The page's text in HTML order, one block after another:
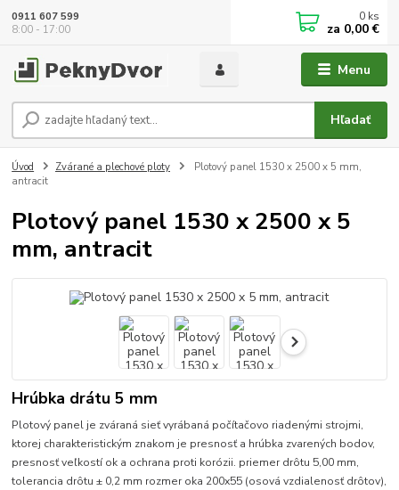
Menu
Hľadať
0911 607 599
8:00 - 17:00
0 ks
za 0,00 €
Úvod Zvárané a plechové ploty
Plotový panel 1530 x 2500 x 5 mm,
antracit
Plotový panel 1530 x 2500 x 5
mm, antracit
Hrúbka drátu 5 mm
Plotový panel je zváraná sieť vyrábaná počítačovo riadenými strojmi,
ktorej charakteristickým znakom je presnosť a hrúbka zvarených bodov,
presnosť veľkostí ok a ochrana proti korózii. priemer drôtu 5,00 mm,
tolerancia drôtu ± 0,2 mm rozmer oka 200x55 (osová vzdialenosť drôtov),